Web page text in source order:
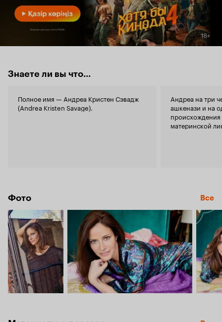
Знаете ли вы что...
Полное имя — Андреа Кристен Сэвадж
(Andrea Kristen Savage).
Андреа на три
ашкенази и на
материнской
Фото Все